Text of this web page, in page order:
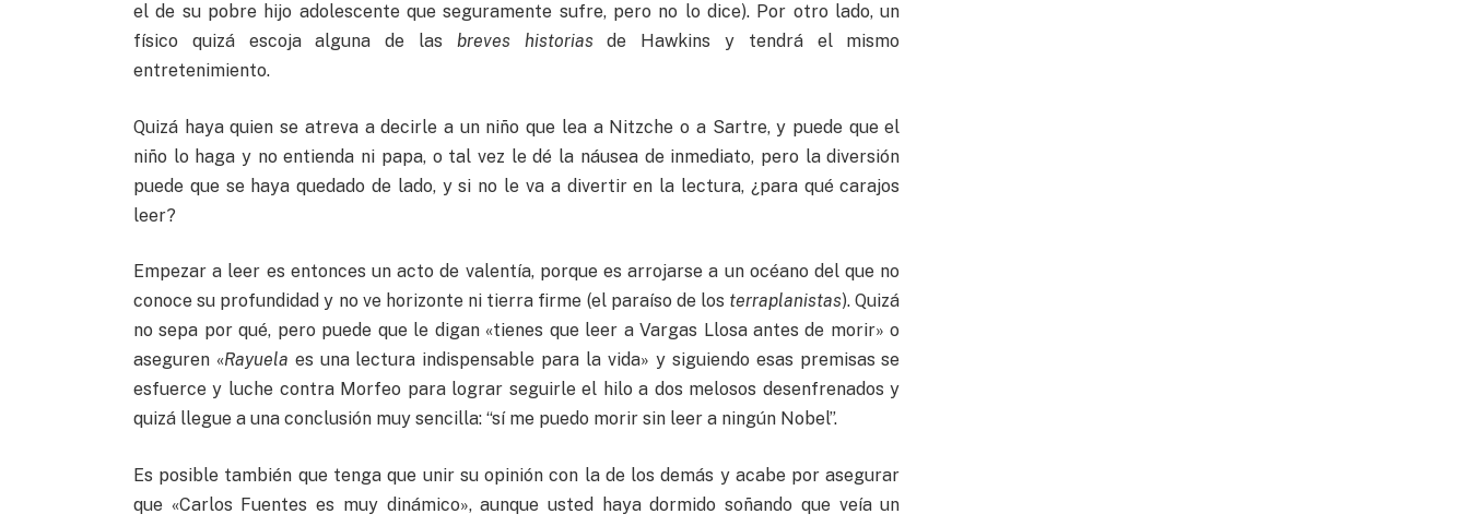
el de su pobre hijo adolescente que seguramente sufre, pero no lo dice). Por otro lado, un
físico quizá escoja alguna de las breves historias de Hawkins y tendrá el mismo
entretenimiento.
Quizá haya quien se atreva a decirle a un niño que lea a Nitzche o a Sartre, y puede que el
niño lo haga y no entienda ni papa, o tal vez le dé la náusea de inmediato, pero la diversión
puede que se haya quedado de lado, y si no le va a divertir en la lectura, ¿para qué carajos
leer?
Empezar a leer es entonces un acto de valentía, porque es arrojarse a un océano del que no
conoce su profundidad y no ve horizonte ni tierra firme (el paraíso de los terraplanistas). Quizá
no sepa por qué, pero puede que le digan «tienes que leer a Vargas Llosa antes de morir» o
aseguren «Rayuela es una lectura indispensable para la vida» y siguiendo esas premisas se
esfuerce y luche contra Morfeo para lograr seguirle el hilo a dos melosos desenfrenados y
quizá llegue a una conclusión muy sencilla: “sí me puedo morir sin leer a ningún Nobel”.
Es posible también que tenga que unir su opinión con la de los demás y acabe por asegurar
que «Carlos Fuentes es muy dinámico», aunque usted haya dormido soñando que veía un